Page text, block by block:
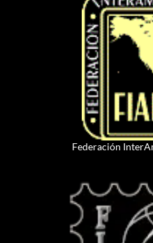
Federación